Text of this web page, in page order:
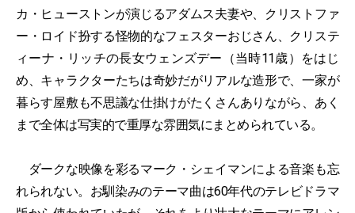
カ・ヒューストンが演じるアダムス夫妻や、クリストファ
ー・ロイド扮する怪物的なフェスターおじさん、クリステ
ィーナ・リッチの長女ウェンズデー（当時11歳）をはじ
め、キャラクターたちは奇妙だがリアルな造形で、一家が
暮らす屋敷も不思議な仕掛けがたくさんありながら、あく
まで全体は写実的で重厚な雰囲気にまとめられている。
ダークな映像を彩るマーク・シェイマンによる音楽も忘
れられない。お馴染みのテーマ曲は60年代のテレビドラマ